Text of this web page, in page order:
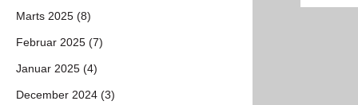
Marts 2025 (8)
Februar 2025 (7)
Januar 2025 (4)
December 2024 (3)